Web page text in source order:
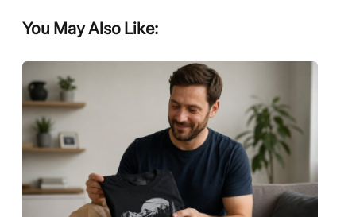
You May Also Like: